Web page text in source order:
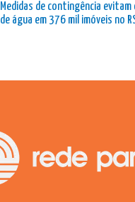
Medidas de contingência
de água em 376 mil imóveis no